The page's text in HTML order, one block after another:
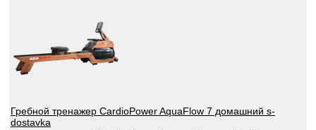
Гребной тренажер CardioPower AquaFlow 7 домашний s-
dostavka